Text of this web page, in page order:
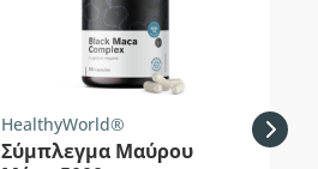
HealthyWorld®
Σύμπλεγμα Μαύρου